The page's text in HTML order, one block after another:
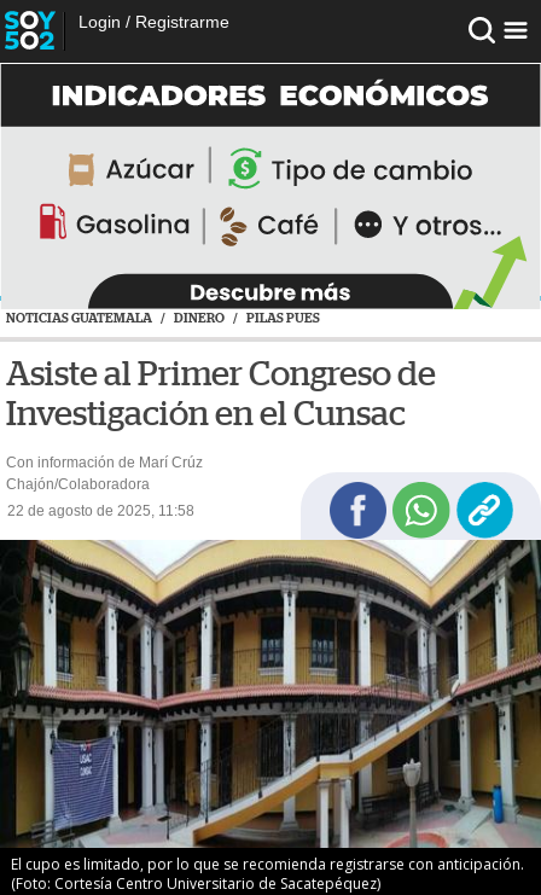
Login / Registrarme
NOTICIAS GUATEMALA / DINERO / PILAS PUES
Asiste al Primer Congreso de
Investigación en el Cunsac
Con información de Marí Crúz
Chajón/Colaboradora
22 de agosto de 2025, 11:58
El cupo es limitado, por lo que se recomienda registrarse con anticipación.
(Foto: Cortesía Centro Universitario de Sacatepéquez)